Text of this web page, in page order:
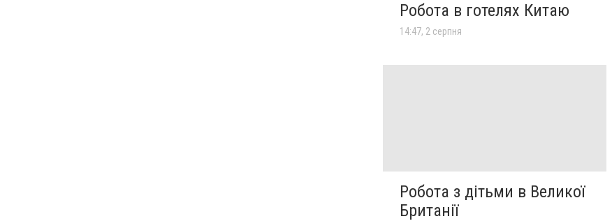
Робота в готелях Китаю
14:47, 2 серпня
Робота з дітьми в Великої
Британії